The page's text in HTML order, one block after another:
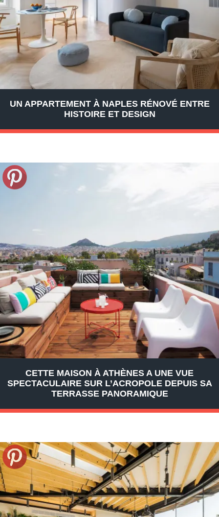
UN APPARTEMENT À NAPLES RÉNOVÉ ENTRE
HISTOIRE ET DESIGN
CETTE MAISON À ATHÈNES A UNE VUE
SPECTACULAIRE SUR L’ACROPOLE DEPUIS SA
TERRASSE PANORAMIQUE